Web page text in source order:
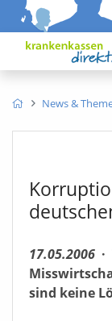
News &
17.05.2006 ·
sind keine